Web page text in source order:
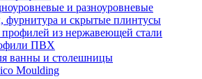
и разноуровневые
фурнитура и скрытые плинтусы
профилей из нержавеющей стали
ПВХ
ванны и столешницы
Moulding